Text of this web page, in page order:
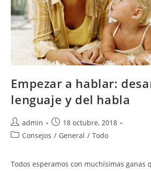
Empezar a hablar:
lenguaje y del habla
admin
18 octubre, 2018
Consejos / General / Todo
Todos esperamos con muchísimas ganas